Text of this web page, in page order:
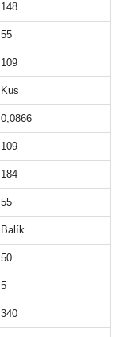
148
55
109
Kus
0,0866
109
184
55
Balík
50
5
340